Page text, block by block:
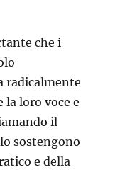
che i
radicalmente
la loro voce e
il
sostengono
e della